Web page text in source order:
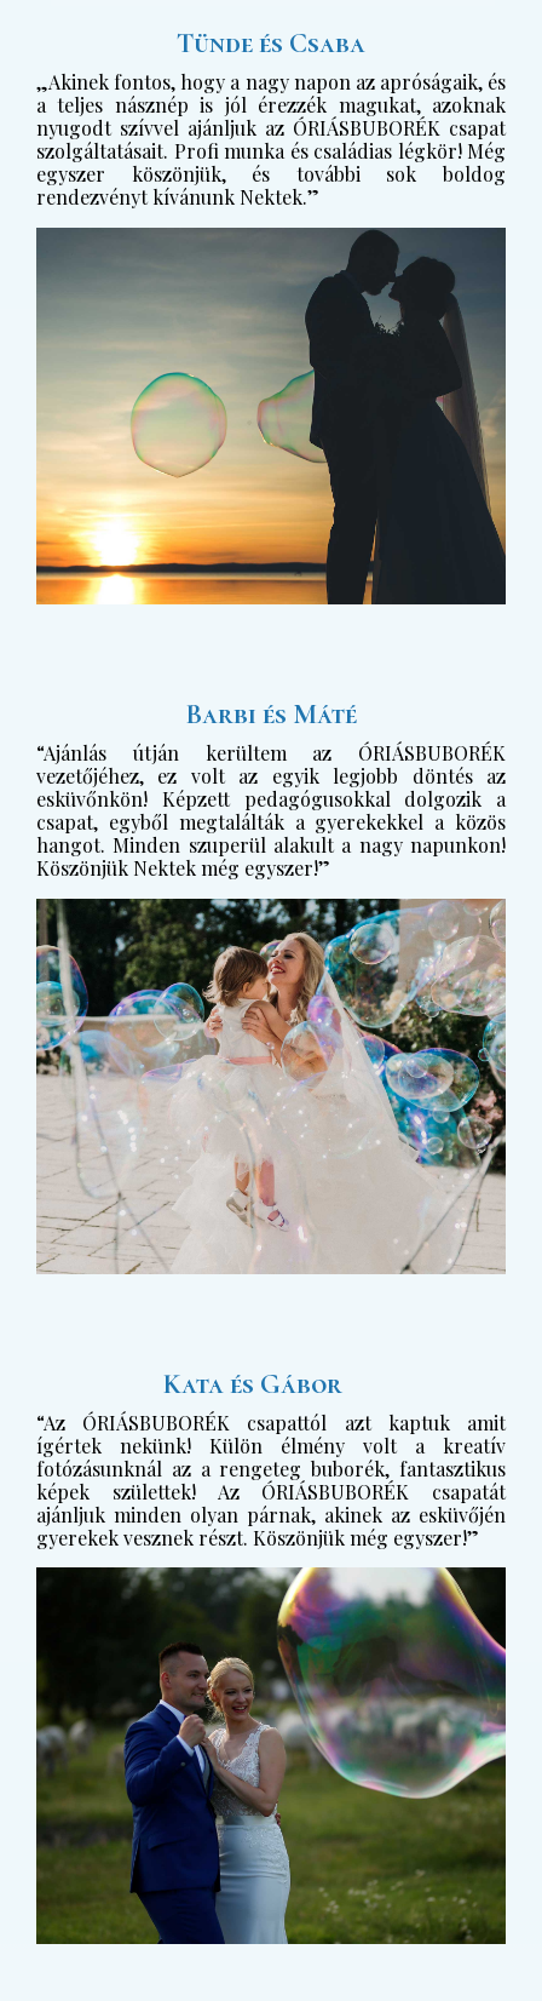
Tünde és Csaba
„Akinek fontos, hogy a nagy napon az apróságaik, és
a teljes násznép is jól érezzék magukat, azoknak
nyugodt szívvel ajánljuk az ÓRIÁSBUBORÉK csapat
szolgáltatásait. Profi munka és családias légkör! Még
egyszer köszönjük, és további sok boldog
rendezvényt kívánunk Nektek.”
Barbi és Máté
“Ajánlás útján kerültem az ÓRIÁSBUBORÉK
vezetőjéhez, ez volt az egyik legjobb döntés az
esküvőnkön! Képzett pedagógusokkal dolgozik a
csapat, egyből megtalálták a gyerekekkel a közös
hangot. Minden szuperül alakult a nagy napunkon!
Köszönjük Nektek még egyszer!”
Kata és Gábor
“Az ÓRIÁSBUBORÉK csapattól azt kaptuk amit
ígértek nekünk! Külön élmény volt a kreatív
fotózásunknál az a rengeteg buborék, fantasztikus
képek születtek! Az ÓRIÁSBUBORÉK csapatát
ajánljuk minden olyan párnak, akinek az esküvőjén
gyerekek vesznek részt. Köszönjük még egyszer!”